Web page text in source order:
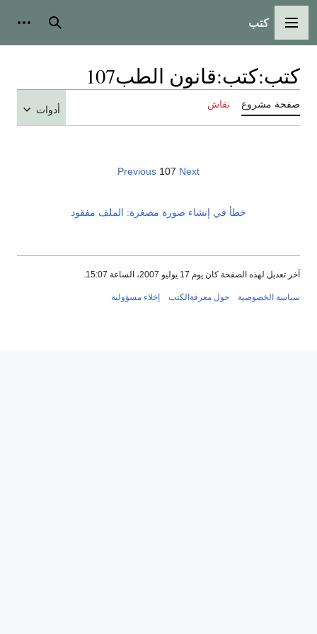
القائمة الرئيسية
كتب بحث
كتب:كتب:قانون الطب107
صفحة مشروع نقاش أدوات
Previous 107 Next
خطأ في إنشاء صورة مصغرة: الملف مفقود
آخر تعديل لهذه الصفحة كان يوم 17 يوليو 2007، الساعة 15:07.
سياسة الخصوصية حول معرفةالكتب إخلاء مسؤولية